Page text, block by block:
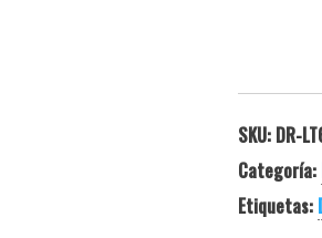
SKU: DR-
Categoría:
Etiquetas: